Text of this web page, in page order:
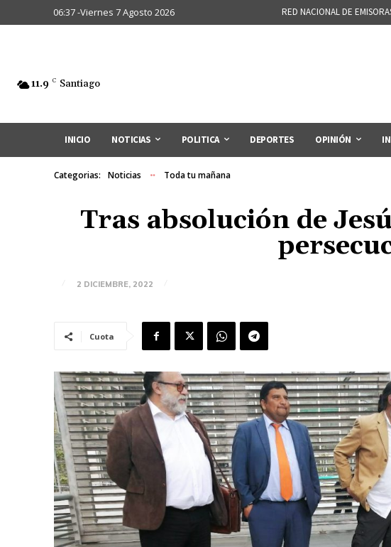
06:37 -Viernes 7 Agosto 2026 RED NACIONAL DE
11.9 C Santiago
INICIO NOTICIAS POLITICA DEPORTES OPINIÓN
Categorias: Noticias Toda tu mañana
Tras absolución de
2 DICIEMBRE, 2022
Cuota